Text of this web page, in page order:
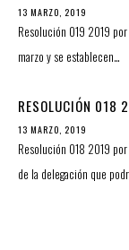
13 MARZO, 2019
Resolución 019 2019
marzo y se establecen…
RESOLUCIÓN 018
13 MARZO, 2019
Resolución 018 2019
de la delegación que